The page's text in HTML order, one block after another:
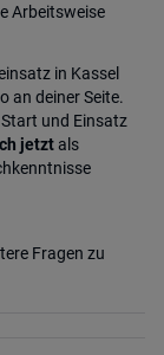
Arbeitsweise
in Kassel
an deiner Seite.
und Einsatz
jetztals
Fragen zu